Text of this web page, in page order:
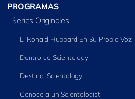
PROGRAMAS
Series Originales
L. Ronald Hubbard En Su Propia Voz
Dentro de Scientology
Destino: Scientology
Conoce a un Scientologist